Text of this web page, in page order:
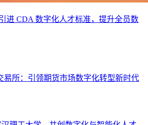
进 CDA 数字化人才标准，提升全员数
易所：引领期货市场数字化转型新时代